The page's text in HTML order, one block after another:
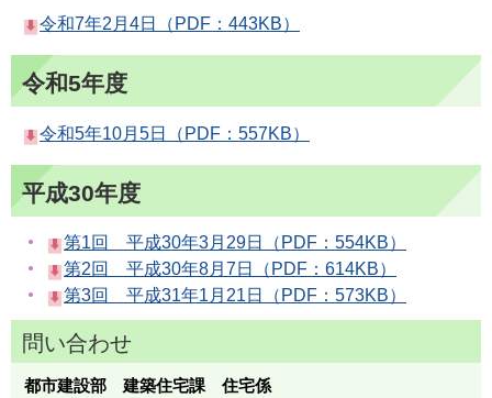
令和7年2月4日（PDF：443KB）
令和5年度
令和5年10月5日（PDF：557KB）
平成30年度
第1回 平成30年3月29日（PDF：554KB）
第2回 平成30年8月7日（PDF：614KB）
第3回 平成31年1月21日（PDF：573KB）
問い合わせ
都市建設部 建築住宅課 住宅係